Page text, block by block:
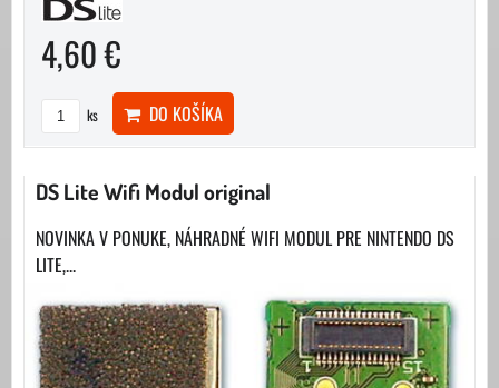
4,60 €
ks DO KOŠÍKA
DS Lite Wifi Modul original
NOVINKA V PONUKE, NÁHRADNÉ WIFI MODUL PRE NINTENDO DS
LITE,...